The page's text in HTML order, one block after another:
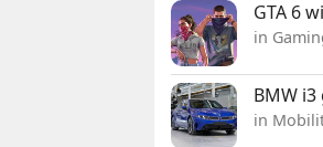
GTA 6
in
BMW
in